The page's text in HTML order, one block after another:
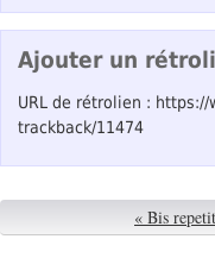
Ajouter un
URL de rétrolien :
trackback/11474
« Bis